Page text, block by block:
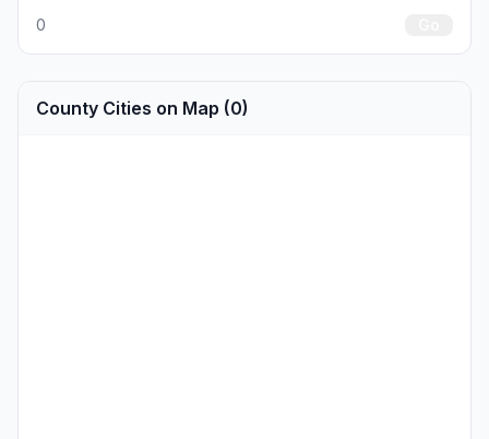
0
County Cities on Map (0)